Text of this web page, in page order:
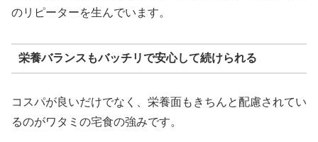
のリピーターを生んでいます。
栄養バランスもバッチリで安心して続けられる
コスパが良いだけでなく、栄養面もきちんと配慮されてい
るのがワタミの宅食の強みです。